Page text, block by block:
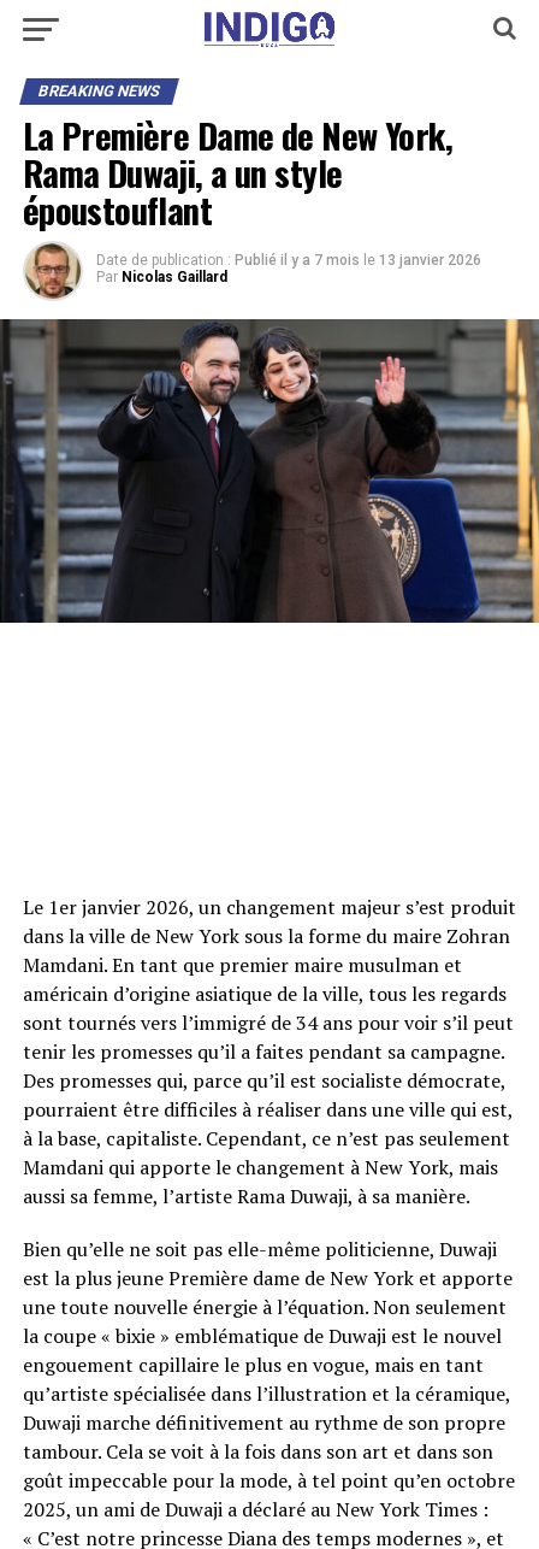
BREAKING NEWS
La Première Dame de New York,
Rama Duwaji, a un style
époustouflant
Date de publication : Publié il y a 7 mois le 13 janvier 2026
Par Nicolas Gaillard
Le 1er janvier 2026, un changement majeur s’est produit
dans la ville de New York sous la forme du maire Zohran
Mamdani. En tant que premier maire musulman et
américain d’origine asiatique de la ville, tous les regards
sont tournés vers l’immigré de 34 ans pour voir s’il peut
tenir les promesses qu’il a faites pendant sa campagne.
Des promesses qui, parce qu’il est socialiste démocrate,
pourraient être difficiles à réaliser dans une ville qui est,
à la base, capitaliste. Cependant, ce n’est pas seulement
Mamdani qui apporte le changement à New York, mais
aussi sa femme, l’artiste Rama Duwaji, à sa manière.
Bien qu’elle ne soit pas elle-même politicienne, Duwaji
est la plus jeune Première dame de New York et apporte
une toute nouvelle énergie à l’équation. Non seulement
la coupe « bixie » emblématique de Duwaji est le nouvel
engouement capillaire le plus en vogue, mais en tant
qu’artiste spécialisée dans l’illustration et la céramique,
Duwaji marche définitivement au rythme de son propre
tambour. Cela se voit à la fois dans son art et dans son
goût impeccable pour la mode, à tel point qu’en octobre
2025, un ami de Duwaji a déclaré au New York Times :
« C’est notre princesse Diana des temps modernes », et